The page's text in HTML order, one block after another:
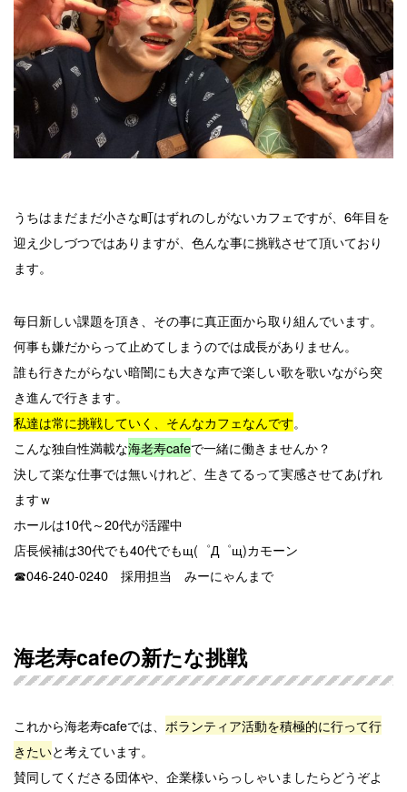
うちはまだまだ小さな町はずれのしがないカフェですが、6年目を
迎え少しづつではありますが、色んな事に挑戦させて頂いており
ます。
毎日新しい課題を頂き、その事に真正面から取り組んでいます。
何事も嫌だからって止めてしまうのでは成長がありません。
誰も行きたがらない暗闇にも大きな声で楽しい歌を歌いながら突
き進んで行きます。
私達は常に挑戦していく、そんなカフェなんです。
こんな独自性満載な海老寿cafeで一緒に働きませんか？
決して楽な仕事では無いけれど、生きてるって実感させてあげれ
ますｗ
ホールは10代～20代が活躍中
店長候補は30代でも40代でもщ(゜Д゜щ)カモーン
☎046-240-0240 採用担当 みーにゃんまで
海老寿cafeの新たな挑戦
これから海老寿cafeでは、 ボランティア活動を積極的に行って行
きたいと考えています。
賛同してくださる団体や、企業様いらっしゃいましたらどうぞよ